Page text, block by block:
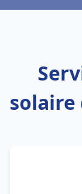
solaire